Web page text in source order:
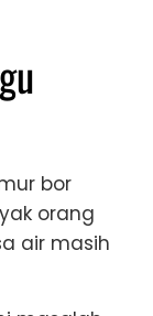
bor
orang
air masih